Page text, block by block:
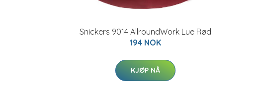
Snickers 9014 AllroundWork Lue Rød
194 NOK
KJØP NÅ